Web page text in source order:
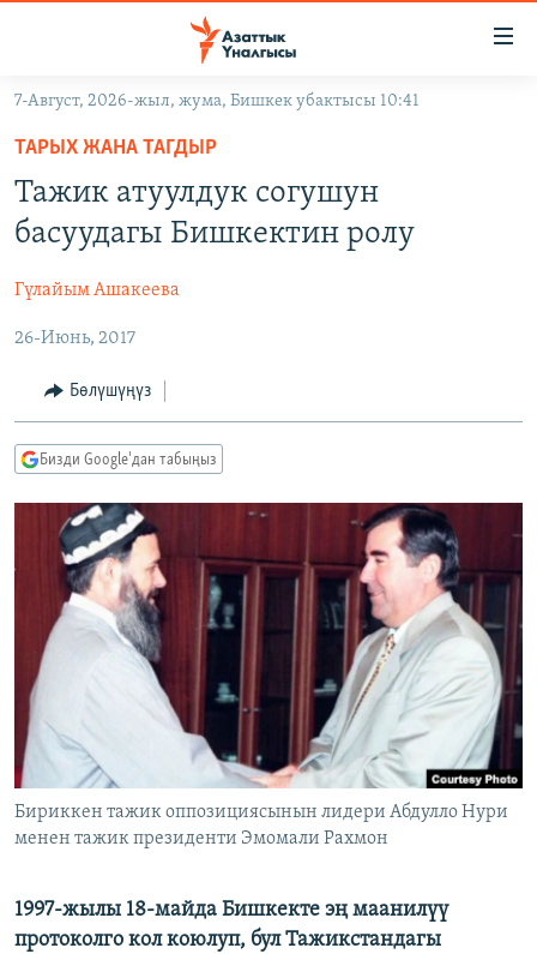
Навигацияга
өтүңүз
Издөөгө
салыңыз
ЭКОНОМИКА
МАДАНИЯТ
ДҮЙНӨ
БОРБОР АЗИЯ
УКРАИНА
АТАЙЫН ИЛИКТӨӨ
ТВ ПРОГРАММАЛАР
БҮГҮН АЗАТТЫКТА
БИЗ ЖАНА ДҮЙНӨ
ДАНИСТЕ
ЭЖЕ-СИҢДИЛЕР
АЗАТТЫК+
ЫҢГАЙСЫЗ СУРООЛОР
ПОДКАСТ
ӨЗГӨЧӨ ПИКИР
ОНЛАЙН ШЕРИНЕ
ЭЕ/АРнун бардык сайттары
7-Август, 2026-жыл, жума, Бишкек убактысы 10:41
ТАРЫХ ЖАНА ТАГДЫР
Тажик атуулдук согушун
басуудагы Бишкектин ролу
Гүлайым Ашакеева
26-Июнь, 2017
Бөлүшүңүз
Бизди Google'дан табыңыз
Бириккен тажик оппозициясынын лидери Абдулло Нури
менен тажик президенти Эмомали Рахмон
1997-жылы 18-майда Бишкекте эң маанилүү
протоколго кол коюлуп, бул Тажикстандагы